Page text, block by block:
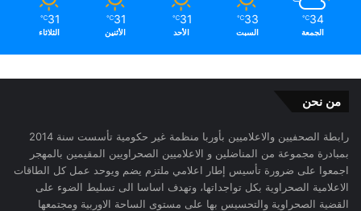
34
℃
الجمعة
33
℃
السبت
31
℃
الأحد
31
℃
الأثنين
31
℃
الثلاثاء
من نحن
رابطة الصحفيين والاعلاميين بأوربا منظمة غير حكومية تأسست سنة 2014
بمبادرة مجموعة من المناضلين و الاعلاميين الصحراويين المقيمين بالمهجر
اجمعوا على ضرورة تأسيس إطار اعلامي ملتزم يضم ويوحد عمل كل الطاقات
الاعلامية الصحراوية بكل تواجداتها، وتهدف اساسا الى تسليط الضوء على
القضية الصحراوية والتحسيس بها على مستوى الساحة الاوربية ومجتمعها